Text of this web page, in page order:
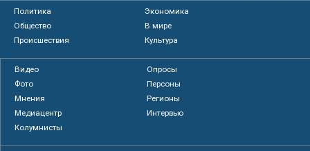
Политика
Экономика
Общество
В мире
Происшествия
Культура
Видео
Опросы
Фото
Персоны
Мнения
Регионы
Медиацентр
Интервью
Колумнисты